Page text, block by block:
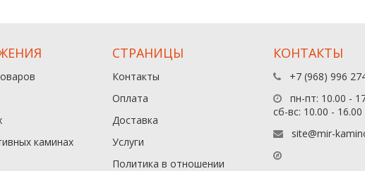
каминах
СТРАНИЦЫ
Контакты
Оплата
Доставка
Услуги
Политика в отношении
КОНТАКТЫ
+7 (968) 996
пн-пт: 10.00 -
сб-вс: 10.00 - 16.00
site@mir-